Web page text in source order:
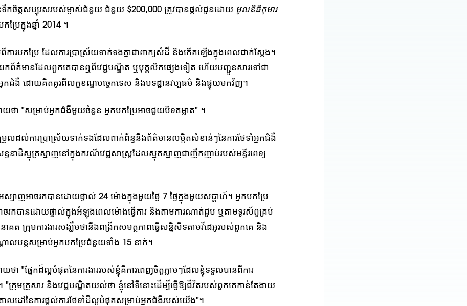
ចិត្តសប្បុរសរបស់ម្ចាស់ជំនួយ ជំនួយ $200,000 ត្រូវបានផ្តល់ជូនដោយ មូលនិធិកុមារ
ប្រែក្នុងឆ្នាំ 2014 ។
ារបកប្រែ ដែលការប្រាស្រ័យទាក់ទងគ្នាជាពាក្យសំដី និងកើតឡើងក្នុងពេលជាក់ស្តែង។
យកព័ត៌មានដែលពួកគេបានឮពីវេជ្ជបណ្ឌិត ឬបុគ្គលិកផ្សេងទៀត ហើយបញ្ជូនសារទៅជា
កជំងឺ ដោយគិតគូរពីលក្ខខណ្ឌបច្ចេកទេស និងបទដ្ឋានវប្បធម៌ និងផ្ទុយមកវិញ។
ថា "សម្រាប់អ្នកជំងឺមួយចំនួន អ្នកបកប្រែអាចជួយបិទគម្លាត" ។
លដល់ការប្រាស្រ័យទាក់ទងដែលពាក់ព័ន្ធនឹងព័ត៌មានលម្អិតសំខាន់ៗនៃការថែទាំអ្នកជំងឺ
ទនាដ៏ស្មុគ្រស្មាញនៅក្នុងករណីវេជ្ជសាស្ត្រដែលស្មុគស្មាញជាញឹកញាប់របស់មន្ទីរពេទ្យ
ស្បាញអាចរកបានដោយផ្ទាល់ 24 ម៉ោងក្នុងមួយថ្ងៃ 7 ថ្ងៃក្នុងមួយសប្តាហ៍។ អ្នកបកប្រែ
ចរកបានដោយផ្ទាល់ក្នុងអំឡុងពេលម៉ោងធ្វើការ និងតាមការណាត់ជួប ឬតាមទូរស័ព្ទគ្រប់
គត ក្រុមការងារសង្ឃឹមថានឹងពង្រីកសមត្ថភាពធ្វើសន្និសីទតាមវីដេអូរបស់ពួកគេ និង
តាលបន្តសម្រាប់អ្នកបកប្រែជំនួយទាំង 15 នាក់។
ា "ផ្នែកដ៏ល្អបំផុតនៃការងាររបស់ខ្ញុំគឺការពេញចិត្តភ្លាមៗដែលខ្ញុំទទួលបានពីការ
ក្រុមគ្រួសារ និងវេជ្ជបណ្ឌិតយល់ថា ខ្ញុំនៅទីនោះដើម្បីធ្វើឱ្យជីវិតរបស់ពួកគេកាន់តែងាយ
ដៅនៃការផ្តល់ការថែទាំដ៏ល្អបំផុតសម្រាប់អ្នកជំងឺរបស់យើង"។